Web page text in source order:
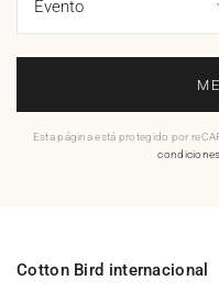
Esta página está protegido por
condiciones
Cotton Bird internacional